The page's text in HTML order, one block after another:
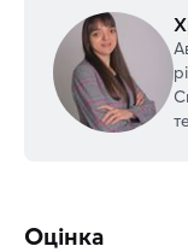
Оцінка